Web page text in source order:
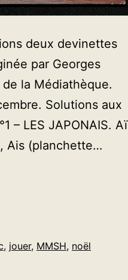
deux devinettes
par Georges
la Médiathèque.
Solutions aux
– LES JAPONAIS. Aï
Ais (planchette…
, jouer, MMSH, noël